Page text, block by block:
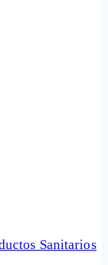
Sanitarios